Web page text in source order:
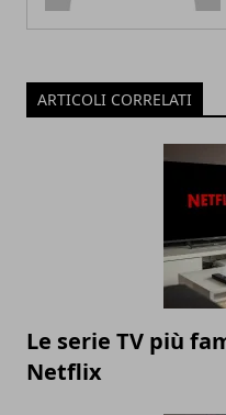
ARTICOLI CORRELATI
Le serie TV più
Netflix